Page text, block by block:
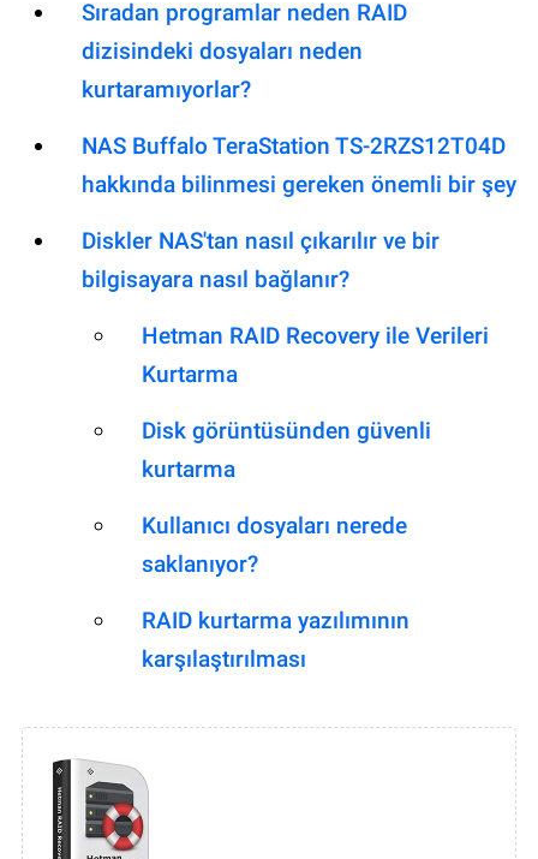
Sıradan programlar neden RAID
dizisindeki dosyaları neden
kurtaramıyorlar?
NAS Buffalo TeraStation TS-2RZS12T04D
hakkında bilinmesi gereken önemli bir şey
Diskler NAS'tan nasıl çıkarılır ve bir
bilgisayara nasıl bağlanır?
Hetman RAID Recovery ile Verileri
Kurtarma
Disk görüntüsünden güvenli
kurtarma
Kullanıcı dosyaları nerede
saklanıyor?
RAID kurtarma yazılımının
karşılaştırılması